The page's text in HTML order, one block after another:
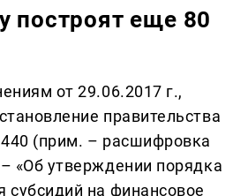
построят еще 80
от 29.06.2017 г.,
правительства
(прим. – расшифровка
«Об утверждении порядка
субсидий на финансовое